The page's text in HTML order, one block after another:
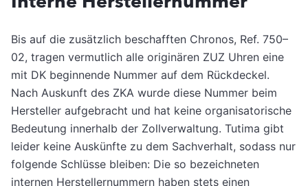
Bis auf die zusätzlich beschafften Chronos, Ref. 750–
02, tragen vermutlich alle originären ZUZ Uhren eine
mit DK beginnende Nummer auf dem Rückdeckel.
Nach Auskunft des ZKA wurde diese Nummer beim
Hersteller aufgebracht und hat keine organisatorische
Bedeutung innerhalb der Zollverwaltung. Tutima gibt
leider keine Auskünfte zu dem Sachverhalt, sodass nur
folgende Schlüsse bleiben: Die so bezeichneten
internen Herstellernummern haben stets einen